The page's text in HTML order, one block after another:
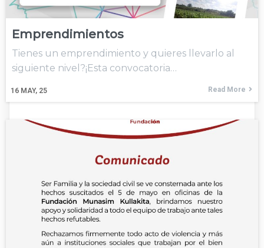
Emprendimientos
16 MAY, 25
Tienes un emprendimiento y quieres llevarlo al
siguiente nivel?¡Esta convocatoria…
Read More